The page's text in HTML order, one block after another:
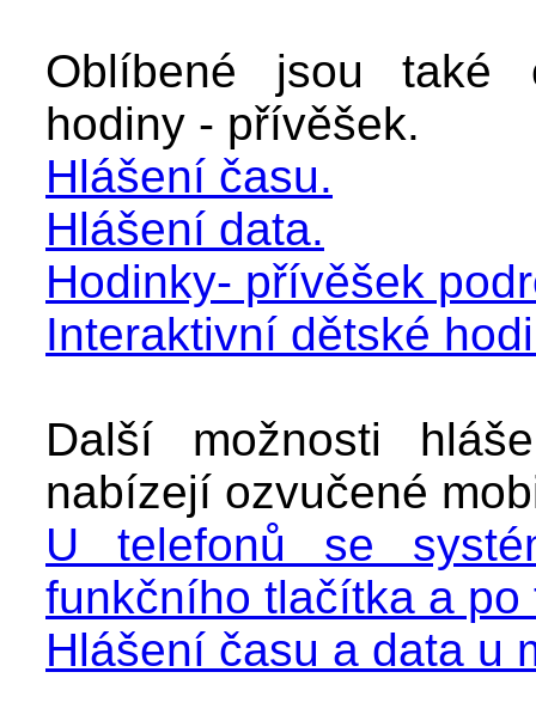
Oblíbené jsou také
hodiny - přívěšek.
Hlášení času.
Hlášení data.
Hodinky- přívěšek
Interaktivní dětské
Další možnosti
nabízejí ozvučené
U telefonů se
funkčního tlačítka a po
Hlášení času a data u